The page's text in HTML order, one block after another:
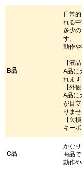
B品
日常
れる中
多少
す。
動作
【液晶
A品に
れます
【外観
A品に
が目
りませ
【欠損
キー
C品
かな
商品で
動作